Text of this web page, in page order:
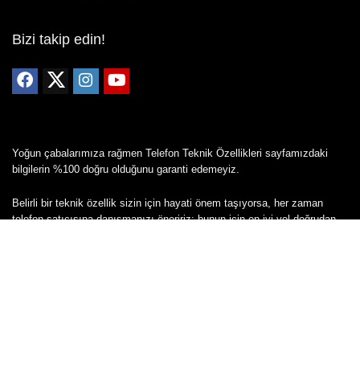
Bizi takip edin!
Yoğun çabalarımıza rağmen Telefon Teknik Özellikleri sayfamızdaki
bilgilerin %100 doğru olduğunu garanti edemeyiz.
Belirli bir teknik özellik sizin için hayati önem taşıyorsa, her zaman
telefon satıcısına danışmanızı öneririz; bunun için en iyi yol doğrudan